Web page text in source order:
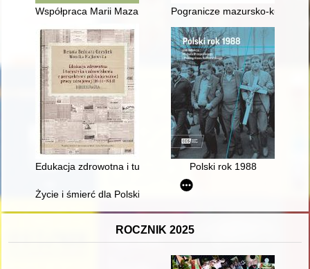
Współpraca Marii Mazankówny-Friedbergowej z
Pogranicze mazursko-
Edukacja zdrowotna i turystyka uzdrowiskowa z perspektywy
Polski rok 1988
Życie i śmierć dla Polski
ROCZNIK 2025